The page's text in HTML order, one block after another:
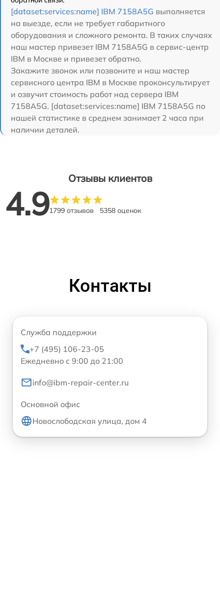
[dataset:services:name] IBM 7158A5G выполняется
на выезде, если не требует габаритного
оборудования и сложного ремонта. В таких случаях
наш мастер привезет IBM 7158A5G в сервис-центр
IBM в Москве и привезет обратно.
Закажите звонок или позвоните и наш мастер
сервисного центра IBM в Москве проконсультирует
и озвучит стоимость работ над сервера IBM
7158A5G. [dataset:services:name] IBM 7158A5G по
нашей статистике в среднем занимает 2 часа при
наличии деталей.
Отзывы клиентов
4.91799 отзывов 5358 оценок
Контакты
Служба поддержки
+7 (495) 106-23-05
Ежедневно с 9:00 до 21:00
info@ibm-repair-center.ru
Основной офис
Новослободская улица, дом 4